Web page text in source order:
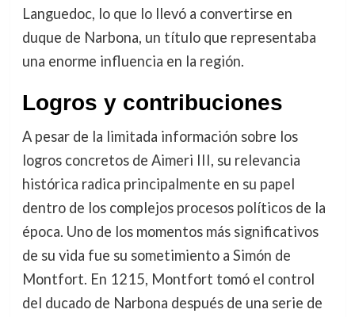
Languedoc, lo que lo llevó a convertirse en
duque de Narbona, un título que representaba
una enorme influencia en la región.
Logros y contribuciones
A pesar de la limitada información sobre los
logros concretos de Aimeri III, su relevancia
histórica radica principalmente en su papel
dentro de los complejos procesos políticos de la
época. Uno de los momentos más significativos
de su vida fue su sometimiento a Simón de
Montfort. En 1215, Montfort tomó el control
del ducado de Narbona después de una serie de